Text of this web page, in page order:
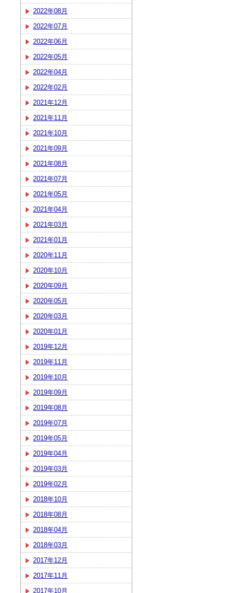
2022年08月
2022年07月
2022年06月
2022年05月
2022年04月
2022年02月
2021年12月
2021年11月
2021年10月
2021年09月
2021年08月
2021年07月
2021年05月
2021年04月
2021年03月
2021年01月
2020年11月
2020年10月
2020年09月
2020年05月
2020年03月
2020年01月
2019年12月
2019年11月
2019年10月
2019年09月
2019年08月
2019年07月
2019年05月
2019年04月
2019年03月
2019年02月
2018年10月
2018年08月
2018年04月
2018年03月
2017年12月
2017年11月
2017年10月